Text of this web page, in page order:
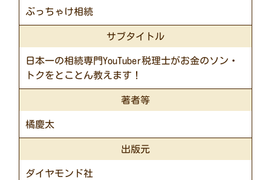
ぶっちゃけ相続
サブタイトル
日本一の相続専門YouTuber税理士がお金のソン・
トクをとことん教えます！
著者等
橘慶太
出版元
ダイヤモンド社